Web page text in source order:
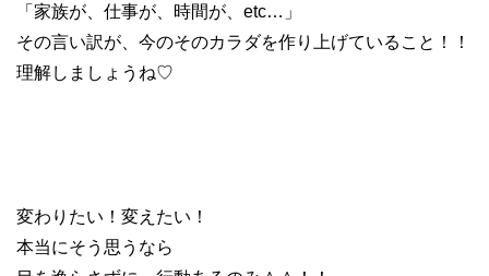
「家族が、仕事が、時間が、etc…」
その言い訳が、今のそのカラダを作り上げていること！！
理解しましょうね♡
変わりたい！変えたい！
本当にそう思うなら